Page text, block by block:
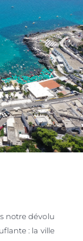
notre dévolu
: la ville